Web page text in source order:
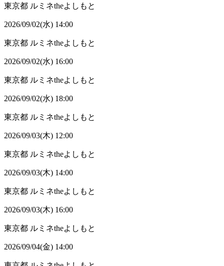
東京都 ルミネtheよしもと
2026/09/02(水) 14:00
東京都 ルミネtheよしもと
2026/09/02(水) 16:00
東京都 ルミネtheよしもと
2026/09/02(水) 18:00
東京都 ルミネtheよしもと
2026/09/03(木) 12:00
東京都 ルミネtheよしもと
2026/09/03(木) 14:00
東京都 ルミネtheよしもと
2026/09/03(木) 16:00
東京都 ルミネtheよしもと
2026/09/04(金) 14:00